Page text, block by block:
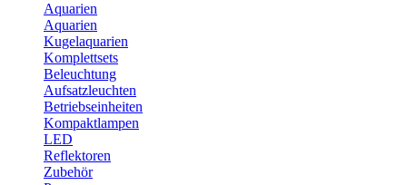
Aquarien
Aquarien
Kugelaquarien
Komplettsets
Beleuchtung
Aufsatzleuchten
Betriebseinheiten
Kompaktlampen
LED
Reflektoren
Zubehör